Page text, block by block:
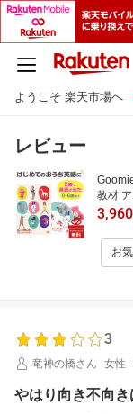
ようこそ 楽天市場へ
レビュー
教材
供英語
おも
レゼ
3,960
お
3
竜神の橋さん
女性
やはり向き不向き